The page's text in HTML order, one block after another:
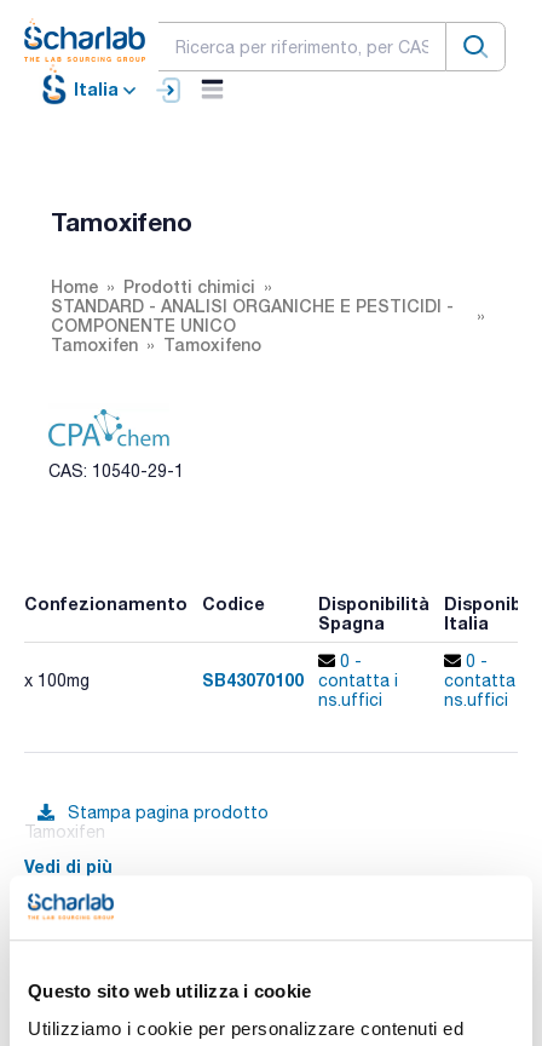
Questo sito web utilizza i cookie
Utilizziamo i cookie per personalizzare contenuti ed
Italia
Tamoxifeno
Home
Prodotti chimici
STANDARD - ANALISI ORGANICHE E PESTICIDI -
COMPONENTE UNICO
Tamoxifen
Tamoxifeno
CAS: 10540-29-1
Confezionamento Codice
Disponibilità
Spagna
Italia
x 100mg SB43070100
0 -
contatta i
ns.uffici
0 -
contatta i
ns.uffici
Stampa pagina prodotto
Tamoxifen
Vedi di più
Documentazione tecnica
TDS / Scheda tecnica
COA